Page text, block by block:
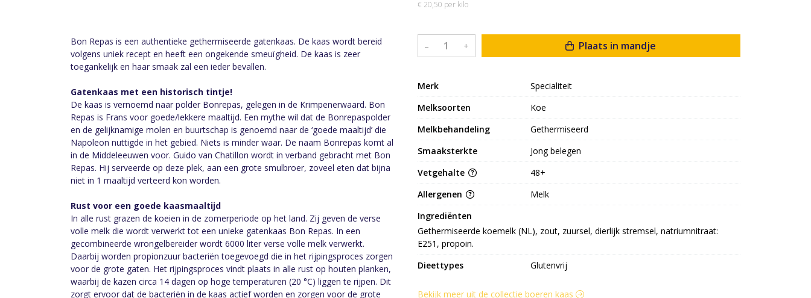
Bon Repas is een authentieke gethermiseerde gatenkaas. De kaas wordt bereid
volgens uniek recept en heeft een ongekende smeuïgheid. De kaas is zeer
toegankelijk en haar smaak zal een ieder bevallen.
Gatenkaas met een historisch tintje!
De kaas is vernoemd naar polder Bonrepas, gelegen in de Krimpenerwaard. Bon
Repas is Frans voor goede/lekkere maaltijd. Een mythe wil dat de Bonrepaspolder
en de gelijknamige molen en buurtschap is genoemd naar de ‘goede maaltijd’ die
Napoleon nuttigde in het gebied. Niets is minder waar. De naam Bonrepas komt al
in de Middeleeuwen voor. Guido van Chatillon wordt in verband gebracht met Bon
Repas. Hij serveerde op deze plek, aan een grote smulbroer, zoveel eten dat bijna
niet in 1 maaltijd verteerd kon worden.
Rust voor een goede kaasmaaltijd
In alle rust grazen de koeien in de zomerperiode op het land. Zij geven de verse
volle melk die wordt verwerkt tot een unieke gatenkaas Bon Repas. In een
gecombineerde wrongelbereider wordt 6000 liter verse volle melk verwerkt.
Daarbij worden propionzuur bacteriën toegevoegd die in het rijpingsproces zorgen
voor de grote gaten. Het rijpingsproces vindt plaats in alle rust op houten planken,
waarbij de kazen circa 14 dagen op hoge temperaturen (20 °C) liggen te rijpen. Dit
zorgt ervoor dat de bacteriën in de kaas actief worden en zorgen voor de grote
€ 20,50 per kilo
– + Plaats in mandje
Merk
Specialiteit
Melksoorten
Koe
Melkbehandeling
Gethermiseerd
Smaaksterkte
Jong belegen
Vetgehalte
48+
Allergenen
Melk
Ingrediënten
Gethermiseerde koemelk (NL), zout, zuursel, dierlijk stremsel, natriumnitraat:
E251, propoin.
Dieettypes
Glutenvrij
Bekijk meer uit de collectie boeren kaas